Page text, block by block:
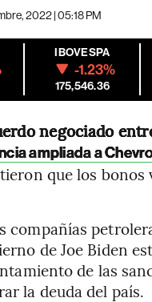
2022 | 05:18 PM
IBOVESPA
-1.23%
175,546.36
negociado
ampliada a
que los bonos
compañías
de Joe Biden
de las
la deuda del país.